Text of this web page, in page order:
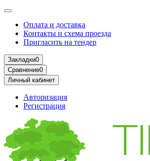
Оплата и доставка
Контакты и схема проезда
Пригласить на тендер
Закладки0
Сравнение0
Личный кабинет
Авторизация
Регистрация